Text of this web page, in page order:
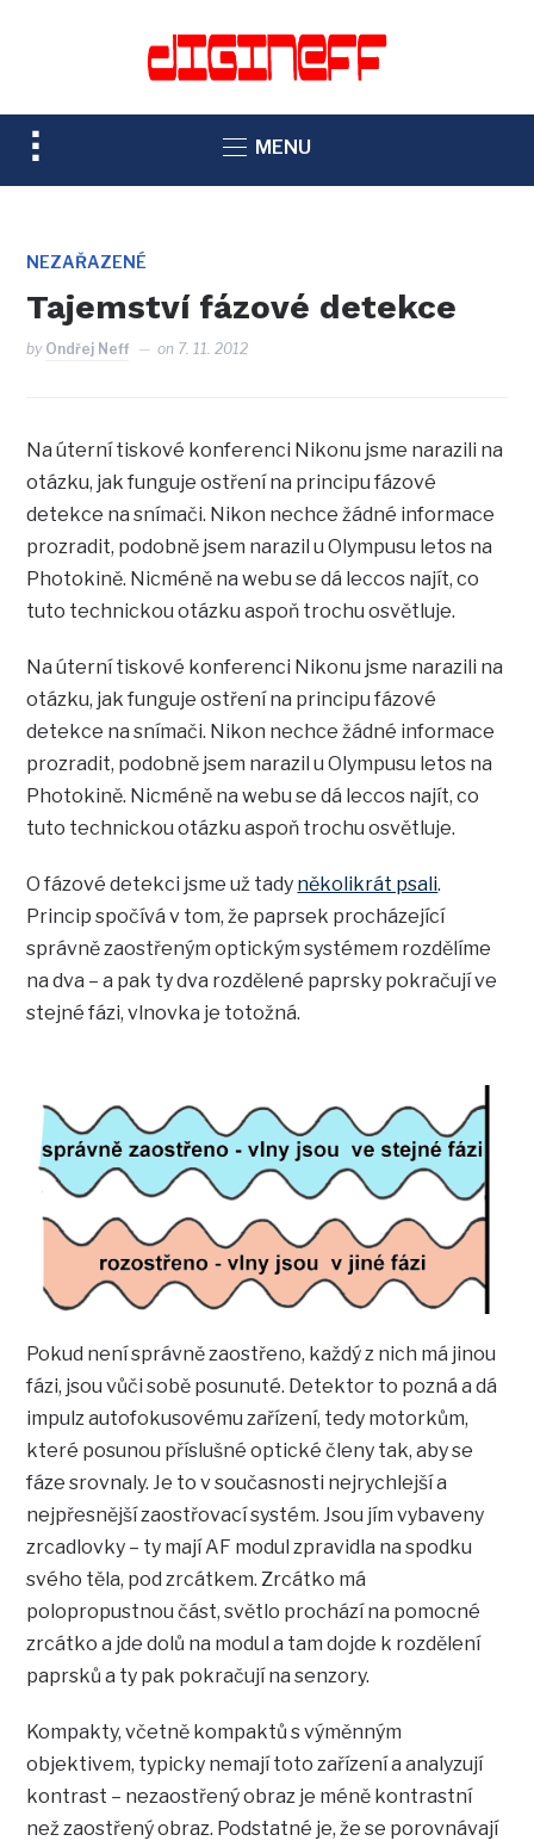
TOGGLE
SIDEBAR
NAVIGATION
MENU
NEZAŘAZENÉ
Tajemství fázové detekce
by Ondřej Neff on 7. 11. 2012
Na úterní tiskové konferenci Nikonu jsme narazili na
otázku, jak funguje ostření na principu fázové
detekce na snímači. Nikon nechce žádné informace
prozradit, podobně jsem narazil u Olympusu letos na
Photokině. Nicméně na webu se dá leccos najít, co
tuto technickou otázku aspoň trochu osvětluje.
Na úterní tiskové konferenci Nikonu jsme narazili na
otázku, jak funguje ostření na principu fázové
detekce na snímači. Nikon nechce žádné informace
prozradit, podobně jsem narazil u Olympusu letos na
Photokině. Nicméně na webu se dá leccos najít, co
tuto technickou otázku aspoň trochu osvětluje.
O fázové detekci jsme už tady několikrát psali.
Princip spočívá v tom, že paprsek procházející
správně zaostřeným optickým systémem rozdělíme
na dva – a pak ty dva rozdělené paprsky pokračují ve
stejné fázi, vlnovka je totožná.
Pokud není správně zaostřeno, každý z nich má jinou
fázi, jsou vůči sobě posunuté. Detektor to pozná a dá
impulz autofokusovému zařízení, tedy motorkům,
které posunou příslušné optické členy tak, aby se
fáze srovnaly. Je to v současnosti nejrychlejší a
nejpřesnější zaostřovací systém. Jsou jím vybaveny
zrcadlovky – ty mají AF modul zpravidla na spodku
svého těla, pod zrcátkem. Zrcátko má
polopropustnou část, světlo prochází na pomocné
zrcátko a jde dolů na modul a tam dojde k rozdělení
paprsků a ty pak pokračují na senzory.
Kompakty, včetně kompaktů s výměnným
objektivem, typicky nemají toto zařízení a analyzují
kontrast – nezaostřený obraz je méně kontrastní
než zaostřený obraz. Podstatné je, že se porovnávají